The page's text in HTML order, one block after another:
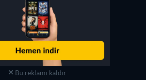
Bu reklamı kaldır